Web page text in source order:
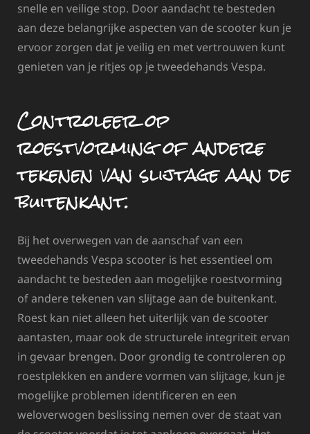
snelle en veilige stop. Door aandacht te besteden
aan deze belangrijke aspecten van de scooter kun je
ervoor zorgen dat je veilig en met vertrouwen kunt
genieten van je ritjes op je tweedehands Vespa.
Controleer op
roestvorming of andere
tekenen van slijtage aan de
buitenkant.
Bij het overwegen van de aanschaf van een
tweedehands Vespa scooter is het essentieel om
aandacht te besteden aan mogelijke roestvorming
of andere tekenen van slijtage aan de buitenkant.
Roest kan niet alleen het uiterlijk van de scooter
aantasten, maar ook de structurele integriteit ervan
in gevaar brengen. Door grondig te controleren op
roestplekken en andere vormen van slijtage, kun je
mogelijke problemen identificeren en een
weloverwogen beslissing nemen over de staat van